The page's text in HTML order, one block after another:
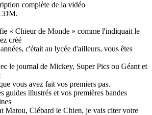
complète de la vidéo
« Chieur de Monde » comme l'indiquait le
créé
c'était au lycée d'ailleurs, vous êtes
le journal de Mickey, Super Pics ou Géant et
vous avez fait vos premiers pas.
guides illustrés et vos premières bandes
Matou, Clébard le Chien, je vais citer votre